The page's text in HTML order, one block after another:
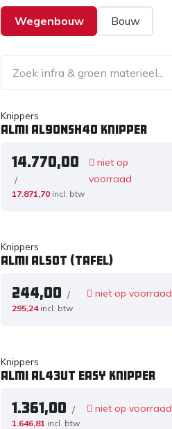
Wegenbouw Bouw
Knippers
Almi AL90NSH40 knipper
14.770,00
/
17.871,70 incl. btw
niet op
voorraad
Knippers
Almi AL50T (tafel)
244,00 /
295,24 incl. btw
niet op voorraad
Knippers
Almi AL43UT Easy knipper
1.361,00 /
1.646,81 incl. btw
niet op voorraad